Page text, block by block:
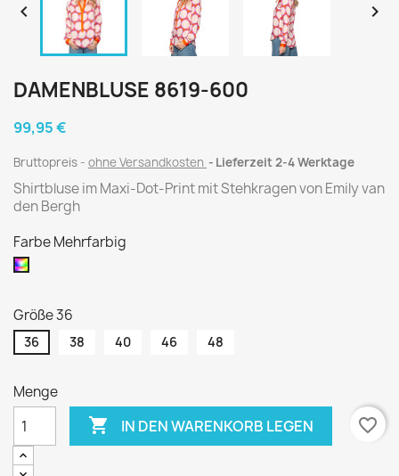
 
DAMENBLUSE 8619-600
99,95 €
Bruttopreis ohne Versandkosten Lieferzeit 2-4 Werktage
Shirtbluse im Maxi-Dot-Print mit Stehkragen von Emily van
den Bergh
Farbe Mehrfarbig
Mehrfarbig
Größe 36
36 38 40 46 48
Menge
 IN DEN WARENKORB LEGEN favorite_border